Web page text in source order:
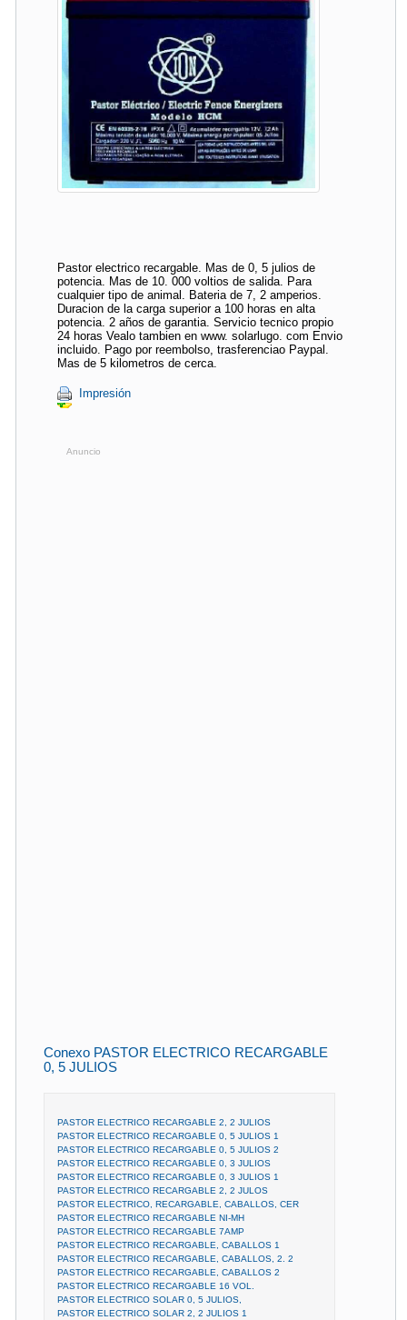
Pastor electrico recargable. Mas de 0, 5 julios de
potencia. Mas de 10. 000 voltios de salida. Para
cualquier tipo de animal. Bateria de 7, 2 amperios.
Duracion de la carga superior a 100 horas en alta
potencia. 2 años de garantia. Servicio tecnico propio
24 horas Vealo tambien en www. solarlugo. com Envio
incluido. Pago por reembolso, trasferenciao Paypal.
Mas de 5 kilometros de cerca.
Impresión
Anuncio
Conexo PASTOR ELECTRICO RECARGABLE
0, 5 JULIOS
PASTOR ELECTRICO RECARGABLE 2, 2 JULIOS
PASTOR ELECTRICO RECARGABLE 0, 5 JULIOS 1
PASTOR ELECTRICO RECARGABLE 0, 5 JULIOS 2
PASTOR ELECTRICO RECARGABLE 0, 3 JULIOS
PASTOR ELECTRICO RECARGABLE 0, 3 JULIOS 1
PASTOR ELECTRICO RECARGABLE 2, 2 JULOS
PASTOR ELECTRICO, RECARGABLE, CABALLOS, CER
PASTOR ELECTRICO RECARGABLE NI-MH
PASTOR ELECTRICO RECARGABLE 7AMP
PASTOR ELECTRICO RECARGABLE, CABALLOS 1
PASTOR ELECTRICO RECARGABLE, CABALLOS, 2. 2
PASTOR ELECTRICO RECARGABLE, CABALLOS 2
PASTOR ELECTRICO RECARGABLE 16 VOL.
PASTOR ELECTRICO SOLAR 0, 5 JULIOS,
PASTOR ELECTRICO SOLAR 2, 2 JULIOS 1